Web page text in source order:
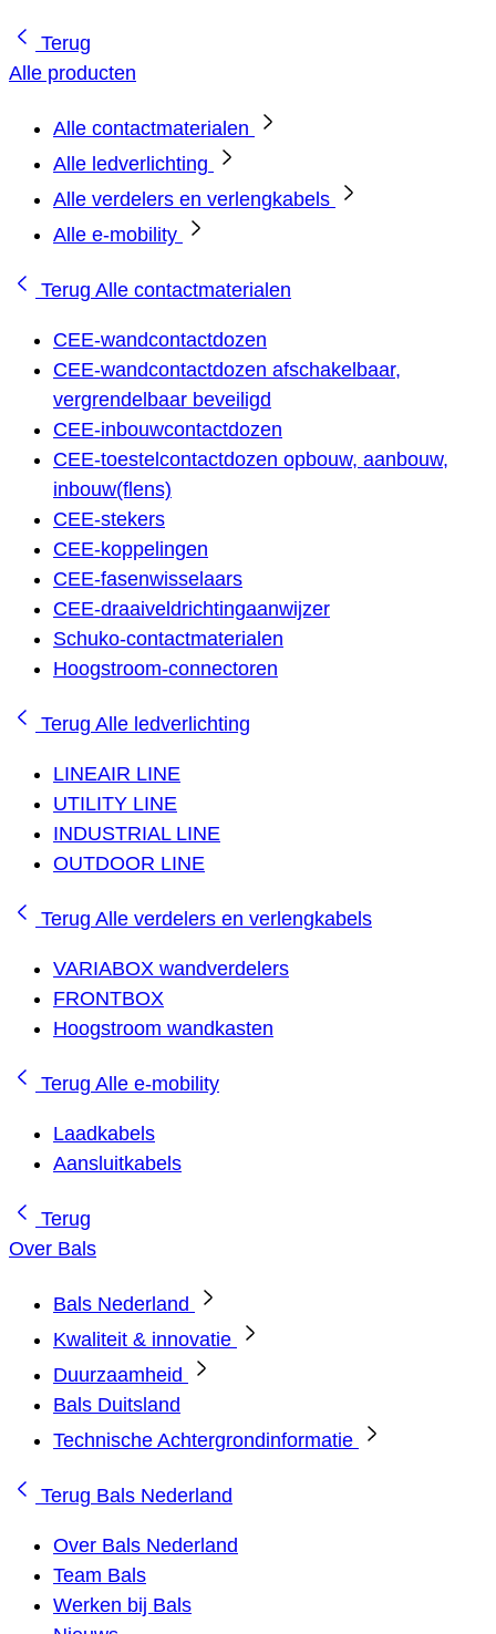
Terug
Alle producten
Alle contactmaterialen
Alle ledverlichting
Alle verdelers en verlengkabels
Alle e-mobility
Terug Alle contactmaterialen
CEE-wandcontactdozen
CEE-wandcontactdozen afschakelbaar,
vergrendelbaar beveiligd
CEE-inbouwcontactdozen
CEE-toestelcontactdozen opbouw, aanbouw,
inbouw(flens)
CEE-stekers
CEE-koppelingen
CEE-fasenwisselaars
CEE-draaiveldrichtingaanwijzer
Schuko-contactmaterialen
Hoogstroom-connectoren
Terug Alle ledverlichting
LINEAIR LINE
UTILITY LINE
INDUSTRIAL LINE
OUTDOOR LINE
Terug Alle verdelers en verlengkabels
VARIABOX wandverdelers
FRONTBOX
Hoogstroom wandkasten
Terug Alle e-mobility
Laadkabels
Aansluitkabels
Terug
Over Bals
Bals Nederland
Kwaliteit & innovatie
Duurzaamheid
Bals Duitsland
Technische Achtergrondinformatie
Terug Bals Nederland
Over Bals Nederland
Team Bals
Werken bij Bals